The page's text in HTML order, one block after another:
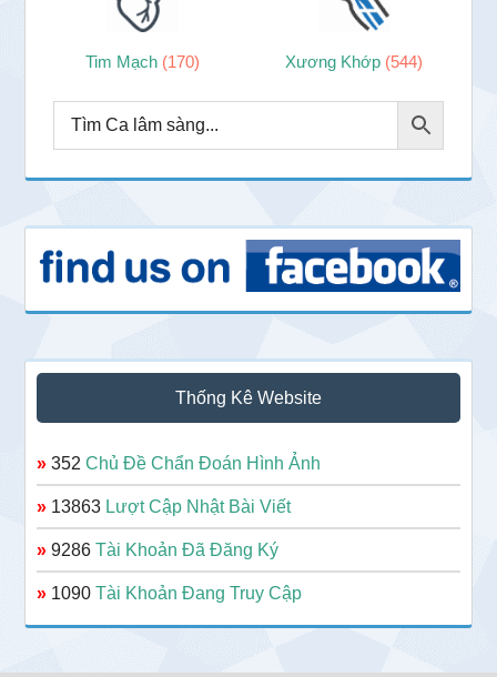
Tim Mạch (170) Xương Khớp (544)
Thống Kê Website
» 352Chủ Đề Chẩn Đoán Hình Ảnh
» 13863 Lượt Cập Nhật Bài Viết
» 9286Tài Khoản Đã Đăng Ký
» 1090Tài Khoản Đang Truy Cập